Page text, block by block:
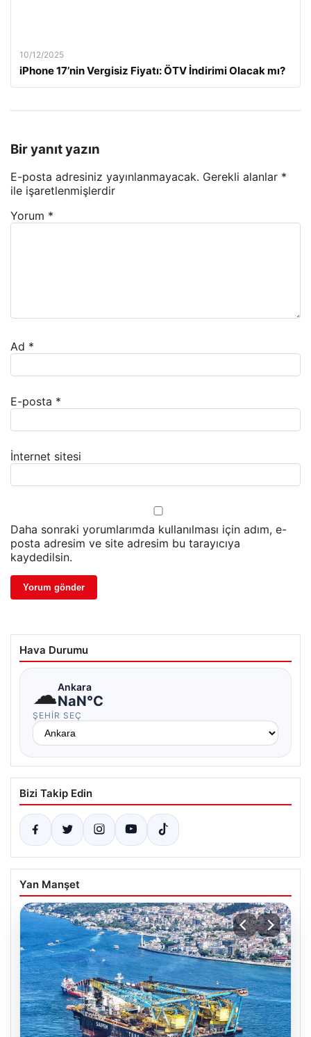
10/12/2025
iPhone 17’nin Vergisiz Fiyatı: ÖTV İndirimi Olacak mı?
Bir yanıt yazın
E-posta adresiniz yayınlanmayacak. Gerekli alanlar *
ile işaretlenmişlerdir
Yorum *
Ad *
E-posta *
İnternet sitesi
Daha sonraki yorumlarımda kullanılması için adım, e-
posta adresim ve site adresim bu tarayıcıya
kaydedilsin.
Hava Durumu
☁Ankara
NaN°C
ŞEHIR SEÇ
Bizi Takip Edin
Yan Manşet